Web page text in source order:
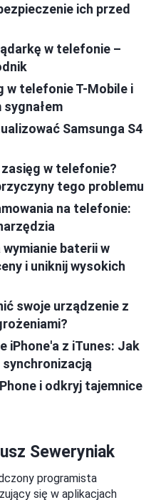
ich przed
w telefonie –
w telefonie T-Mobile i
Samsunga S4
zasięg w telefonie?
tego problemu
na telefonie:
baterii w
i uniknij wysokich
swoje urządzenie z
iPhone'a z iTunes: Jak
i odkryj tajemnice
Seweryniak
programista
się w aplikacjach